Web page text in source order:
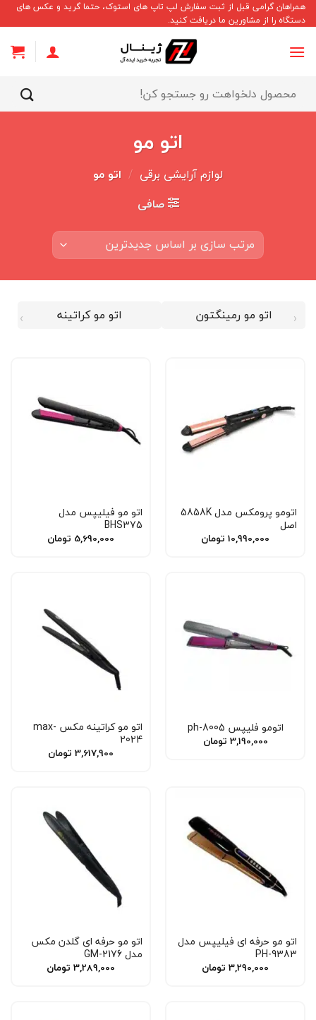
Skip
to
content
همراهان گرامی قبل از ثبت سفارش لپ تاپ های استوک، حتما گرید و عکس های
دستگاه را از مشاورین ما دریافت کنید.
برای:
اتو مو
لوازم آرایشی برقی / اتو مو
صافی
اتو مو رمینگتون اتو مو کراتینه
اتومو پرومکس مدل 5858K
اصل
10,990,000 تومان
اتو مو فیلیپس مدل
BHS375
5,690,000 تومان
اتومو فلیپس ph-8005
3,190,000 تومان
اتو مو کراتینه مکس max-
2024
3,617,900 تومان
اتو مو حرفه ای فیلیپس مدل
PH-9383
3,290,000 تومان
اتو مو حرفه ای گلدن مکس
مدل GM-2176
3,289,000 تومان